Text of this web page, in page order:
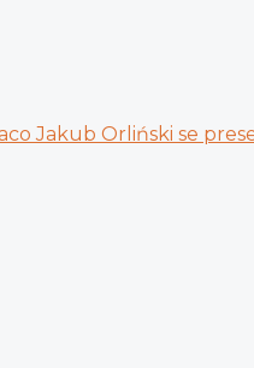
Jakub Orliński se